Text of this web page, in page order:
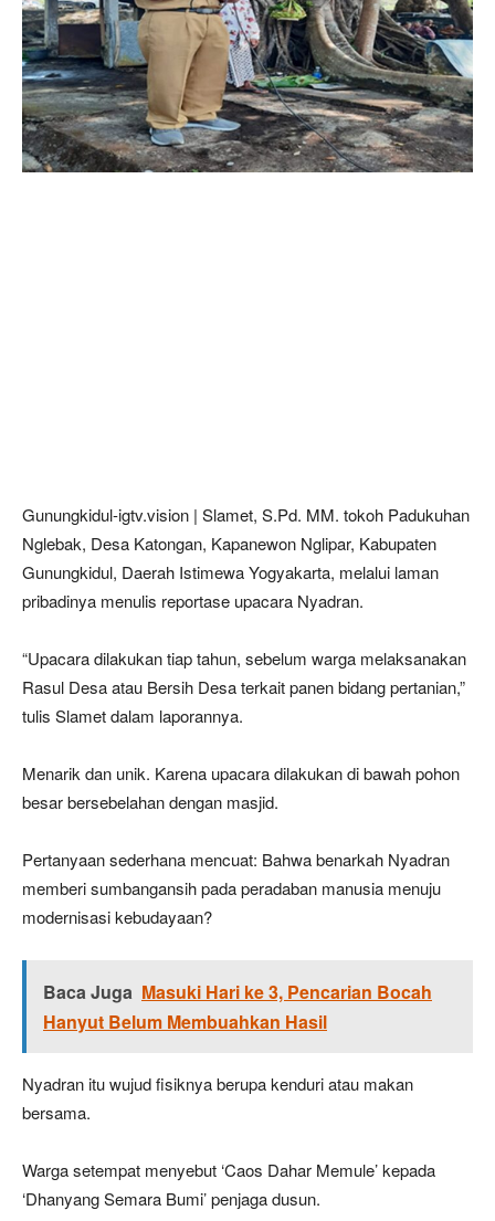
Gunungkidul-igtv.vision | Slamet, S.Pd. MM. tokoh Padukuhan
Nglebak, Desa Katongan, Kapanewon Nglipar, Kabupaten
Gunungkidul, Daerah Istimewa Yogyakarta, melalui laman
pribadinya menulis reportase upacara Nyadran.
“Upacara dilakukan tiap tahun, sebelum warga melaksanakan
Rasul Desa atau Bersih Desa terkait panen bidang pertanian,”
tulis Slamet dalam laporannya.
Menarik dan unik. Karena upacara dilakukan di bawah pohon
besar bersebelahan dengan masjid.
Pertanyaan sederhana mencuat: Bahwa benarkah Nyadran
memberi sumbangansih pada peradaban manusia menuju
modernisasi kebudayaan?
Baca Juga Masuki Hari ke 3, Pencarian Bocah
Hanyut Belum Membuahkan Hasil
Nyadran itu wujud fisiknya berupa kenduri atau makan
bersama.
Warga setempat menyebut ‘Caos Dahar Memule’ kepada
‘Dhanyang Semara Bumi’ penjaga dusun.